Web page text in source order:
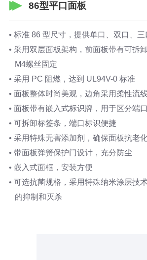
86型平口面板
• 标准 86 型尺寸，提供单口、双口、
• 采用双层面板架构，前面板带有可拆
M4螺丝固定
• 采用 PC 阻燃，达到 UL94V-0 标准
• 面板整体时尚美观，边角采用柔性流
• 面板带有嵌入式标识牌，用于区分端口
• 可拆卸标签条，端口标识便捷
• 采用特殊无害添加剂，确保面板抗老
• 带面板弹簧保护门设计，充分防尘
• 嵌入式面框，安装方便
• 可选抗菌规格，采用特殊纳米涂层技
的抑制和灭杀